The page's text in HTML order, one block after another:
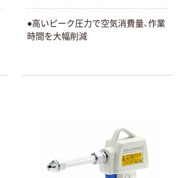
●高いピーク圧力で空気消費量、作業
時間を大幅削減
￥149~ （税込）